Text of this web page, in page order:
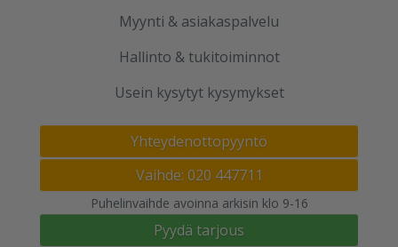
Myynti & asiakaspalvelu
Hallinto & tukitoiminnot
Usein kysytyt kysymykset
Yhteydenottopyyntö
Vaihde: 020 447711
Puhelinvaihde avoinna arkisin klo 9-16
Pyydä tarjous